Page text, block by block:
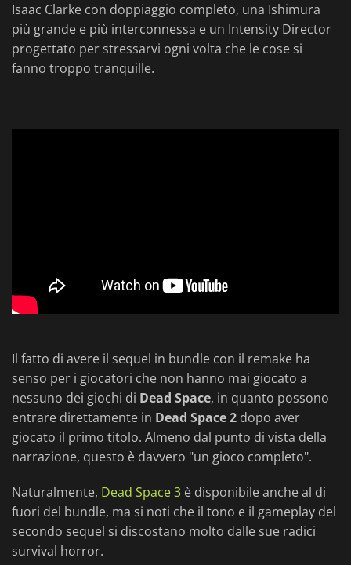
Isaac Clarke con doppiaggio completo, una Ishimura
più grande e più interconnessa e un Intensity Director
progettato per stressarvi ogni volta che le cose si
fanno troppo tranquille.
Il fatto di avere il sequel in bundle con il remake ha
senso per i giocatori che non hanno mai giocato a
nessuno dei giochi di Dead Space, in quanto possono
entrare direttamente in Dead Space 2 dopo aver
giocato il primo titolo. Almeno dal punto di vista della
narrazione, questo è davvero "un gioco completo".
Naturalmente, Dead Space 3 è disponibile anche al di
fuori del bundle, ma si noti che il tono e il gameplay del
secondo sequel si discostano molto dalle sue radici
survival horror.